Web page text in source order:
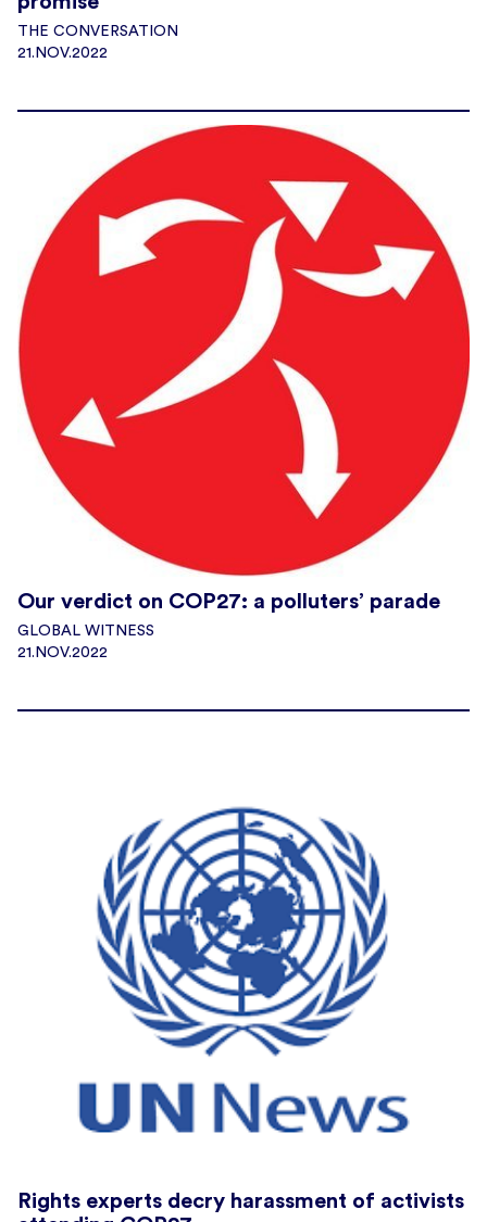
THE CONVERSATION
21.NOV.2022
Our verdict on COP27: a polluters’ parade
GLOBAL WITNESS
21.NOV.2022
Rights experts decry harassment of activists